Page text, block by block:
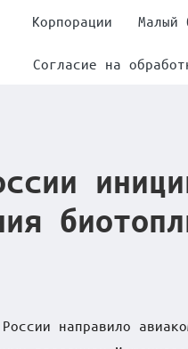
Корпорации Малый
Согласие на
направило